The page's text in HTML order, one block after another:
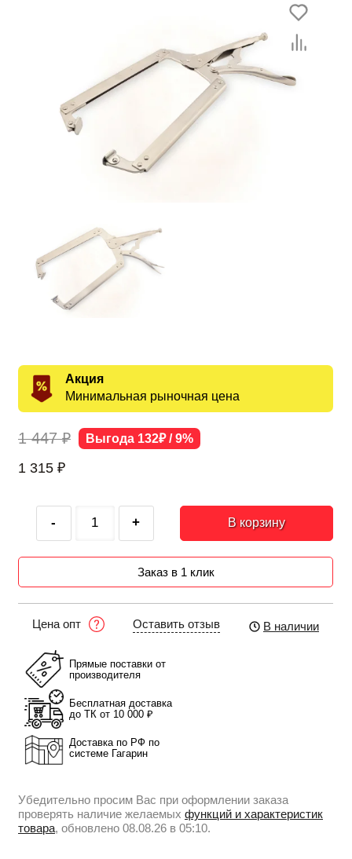
Акция
Минимальная рыночная цена
1 447 ₽ Выгода 132₽ / 9%
1 315 ₽
- + В корзину
Заказ в 1 клик
Цена опт Оставить отзыв В наличии
Прямые поставки от
производителя
Бесплатная доставка
до ТК от 10 000 ₽
Доставка по РФ по
системе Гагарин
Убедительно просим Вас при оформлении заказа
проверять наличие желаемых функций и характеристик
товара, обновлено 08.08.26 в 05:10.